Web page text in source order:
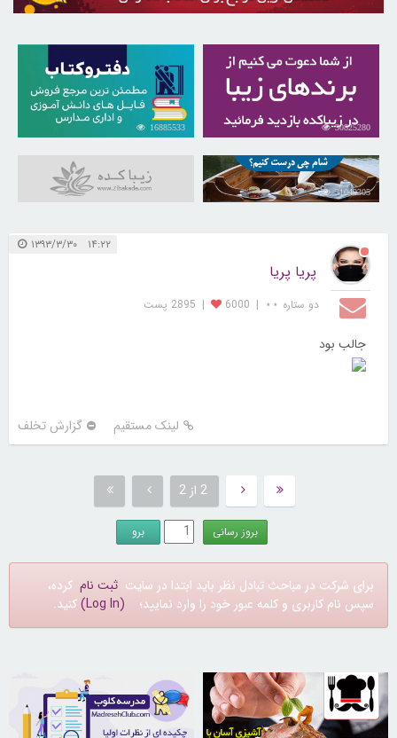
30825280
16885533
31049305
۱۴:۲۲ ۱۳۹۳/۳/۳۰
پریا پریا
دو ستاره ⋆⋆ |
6000
| 2895 پست
جالب بود
لینک مستقیم گزارش تخلف
2 از 2
برای شرکت در مباحث تبادل نظر باید ابتدا در سایت ثبت نام کرده،
سپس نام کاربری و کلمه عبور خود را وارد نمایید؛ (Log In) کنید.